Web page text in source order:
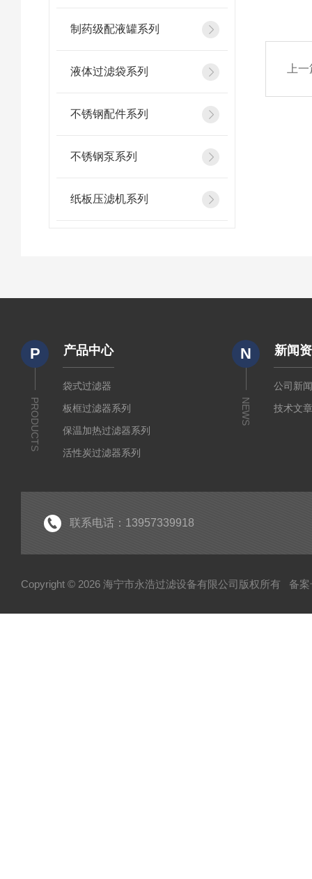
制药级配液罐系列
液体过滤袋系列
不锈钢配件系列
不锈钢泵系列
纸板压滤机系列
上
P
PRODUCTS
产品中心
袋式过滤器
板框过滤器系列
保温加热过滤器系列
活性炭过滤器系列
水系及有机微孔滤膜系列
不锈钢配件系列
N
NEWS
新闻
公司新
技术文
联系电话：13957339918
Copyright © 2026 海宁市永浩过滤设备有限公司版权所有 备案